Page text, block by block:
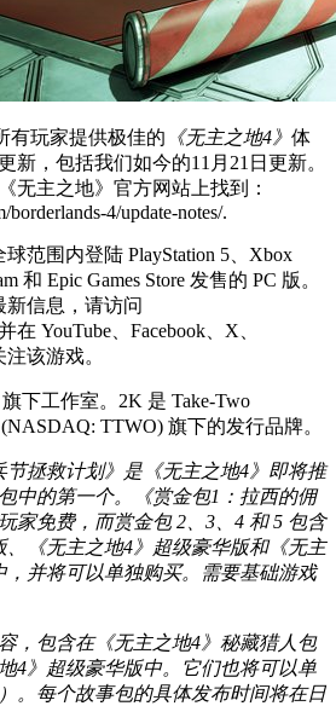
有玩家提供极佳的 《无主之地4》 体
新，包括我们如今的11月21日更新。
无主之地》官方网站上找到：
borderlands-4/update-notes/.
范围内登陆 PlayStation 5、Xbox
和 Epic Games Store 发售的 PC 版。
新信息，请访问
在 YouTube、Facebook、X、
该游戏。
下工作室。2K 是 Take-Two
(NASDAQ: TTWO) 旗下的发行品牌。
节拯救计划》是《无主之地4》即将推
中的第一个。《赏金包1：拉西的佣
家免费，而赏金包 2、3、4 和 5 包含
、《无主之地4》超级豪华版和《无主
，并将可以单独购买。需要基础游戏
，包含在《无主之地4》秘藏猎人包
4》超级豪华版中。它们也将可以单
。每个故事包的具体发布时间将在日